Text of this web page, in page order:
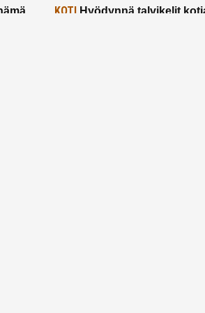
KOTIHyödynnä talvikelit